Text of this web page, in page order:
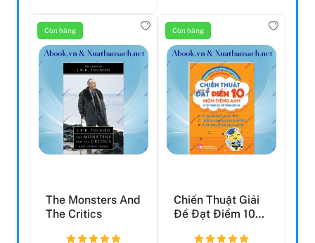
Còn hàng
The Monsters And
The Critics
Còn hàng
Chiến Thuật Giải
Đề Đạt Điểm 10